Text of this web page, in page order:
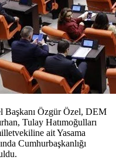
Özgür Özel, DEM
Tulay Hatımoğulları
ait Yasama
Cumhurbaşkanlığı